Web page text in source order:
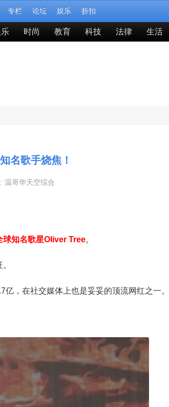
专栏 论坛 娱乐 折扣
时尚 教育 科技 法律 生活
名歌手烧焦！
温哥华天空综合
球知名歌星Oliver Tree。
，在社交媒体上也是妥妥的顶流网红之一。